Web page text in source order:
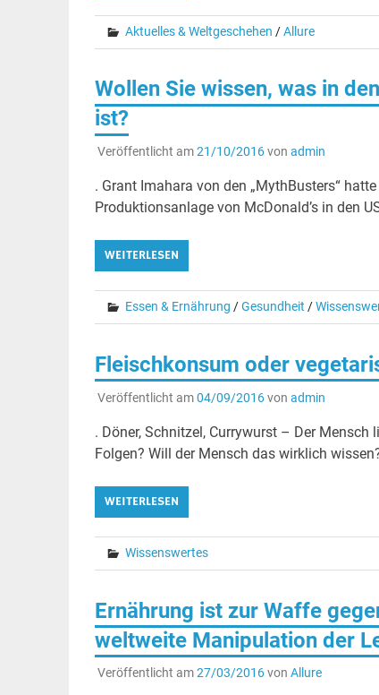
Aktuelles & Weltgeschehen /Allure
Wollen Sie wissen, was in
ist?
Veröffentlicht am21/10/2016von admin
. Grant Imahara von den „MythBusters“
Produktionsanlage von McDonald’s in den
WEITERLESEN
Essen & Ernährung /Gesundheit /
Fleischkonsum oder
Veröffentlicht am04/09/2016von admin
. Döner, Schnitzel, Currywurst – Der
Folgen? Will der Mensch das wirklich
WEITERLESEN
Wissenswertes
Ernährung ist zur Waffe
weltweite Manipulation der
Veröffentlicht am27/03/2016von Allure